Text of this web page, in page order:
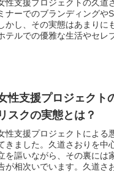
性支援プロジェクトの久道
ナーでのブランディングや
かし、その実態はあまりに
テルでの優雅な生活やセレ
性支援プロジェクト
リスクの実態とは？
性支援プロジェクトによる
きました。久道さおりを中
を謳いながら、その裏には
が相次いでいます。久道さ